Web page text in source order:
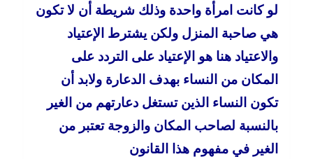
لو كانت امرأة واحدة وذلك شريطة أن لا تكون
هي صاحبة المنزل ولكن يشترط الإعتياد
والاعتياد هنا هو الإعتياد على التردد على
المكان من النساء بهدف الدعارة ولابد أن
تكون النساء الذين تستغل دعارتهم من الغير
بالنسبة لصاحب المكان والزوجة تعتبر من
الغير في مفهوم هذا القانون